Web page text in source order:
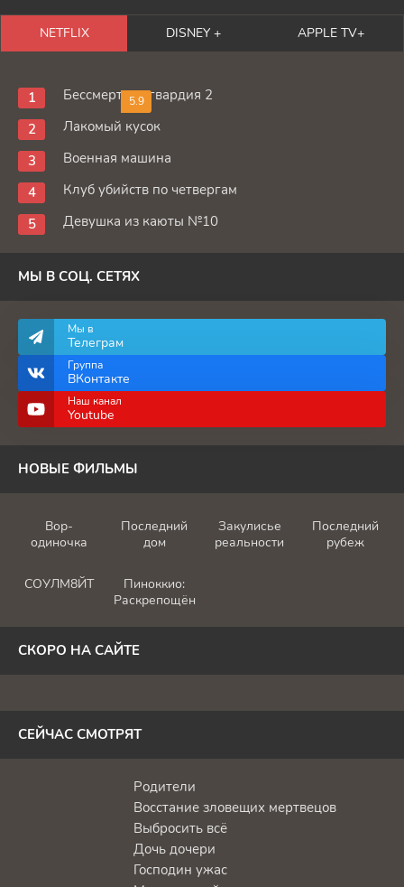
NETFLIX DISNEY + APPLE TV+
5.9
Бессмертная гвардия 2
Лакомый кусок
Военная машина
Клуб убийств по четвергам
Девушка из каюты №10
МЫ В СОЦ. СЕТЯХ
Мы в
Телеграм
Группа
ВКонтакте
Наш канал
Youtube
НОВЫЕ ФИЛЬМЫ
Вор-
одиночка
Последний
дом
Закулисье
реальности
Последний
рубеж
СОУЛМ8ЙТ
Пиноккио:
Раскрепощённый
СКОРО НА САЙТЕ
СЕЙЧАС СМОТРЯТ
Родители
Восстание зловещих мертвецов
Выбросить всё
Дочь дочери
Господин ужас